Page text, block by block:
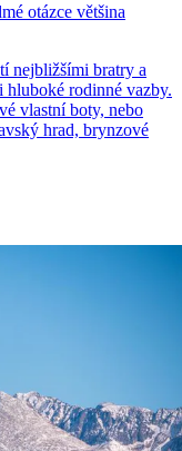
otázce většina
nejbližšími bratry a
hluboké rodinné vazby.
vlastní boty, nebo
hrad, brynzové